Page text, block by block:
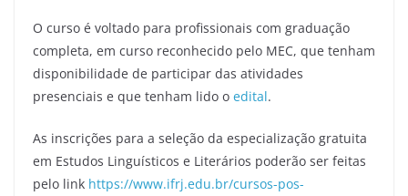
O curso é voltado para profissionais com graduação
completa, em curso reconhecido pelo MEC, que tenham
disponibilidade de participar das atividades
presenciais e que tenham lido o edital.
As inscrições para a seleção da especialização gratuita
em Estudos Linguísticos e Literários poderão ser feitas
pelo link https://www.ifrj.edu.br/cursos-pos-